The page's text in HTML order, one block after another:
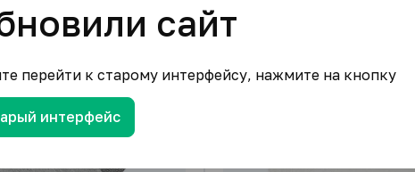
/ рулон
сайт
перейти к старому интерфейсу, нажмите на кнопку
интерфейс